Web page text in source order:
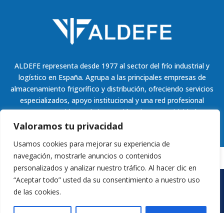
Valoramos tu privacidad
Usamos cookies para mejorar su experiencia de
navegación, mostrarle anuncios o contenidos
personalizados y analizar nuestro tráfico. Al hacer clic en
“Aceptar todo” usted da su consentimiento a nuestro uso
de las cookies.
ALDEFE representa desde 1977 al sector del frío industrial y
logístico en España. Agrupa a las principales empresas de
almacenamiento frigorífico y distribución, ofreciendo servicios
especializados, apoyo institucional y una red profesional
comprometida con la innovación y la competitividad.
ALDEFE © 2025
web con ❤️por Appyweb